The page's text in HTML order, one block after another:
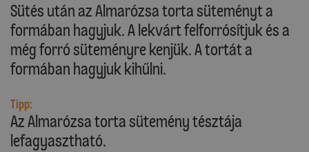
Sütés után az Almarózsa torta süteményt a
formában hagyjuk. A lekvárt felforrósítjuk és a
még forró süteményre kenjük. A tortát a
formában hagyjuk kihűlni.
Tipp:
Az Almarózsa torta sütemény tésztája
lefagyasztható.